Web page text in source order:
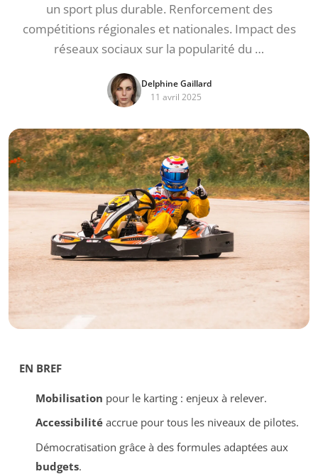
un sport plus durable. Renforcement des
compétitions régionales et nationales. Impact des
réseaux sociaux sur la popularité du …
Delphine Gaillard
11 avril 2025
EN BREF
Mobilisation pour le karting : enjeux à relever.
Accessibilitéaccrue pour tous les niveaux de pilotes.
Démocratisation grâce à des formules adaptées aux
budgets.